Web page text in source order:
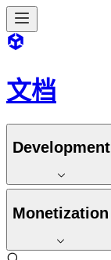
文档
Development
Monetization